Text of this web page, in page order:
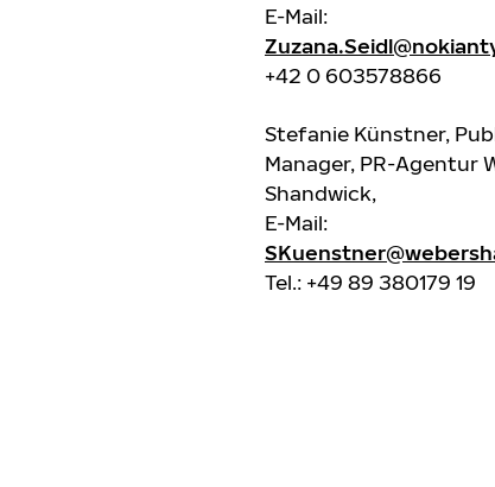
E-Mail:
+42 0 603578866
Stefanie Künstner,
Manager, PR-Agentur
Shandwick,
E-Mail:
Tel.: +49 89 380179 19